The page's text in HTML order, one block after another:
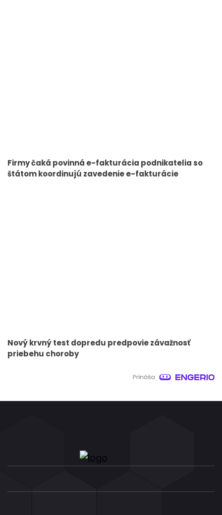
Firmy čaká povinná e-fakturácia podnikatelia so
štátom koordinujú zavedenie e-fakturácie
Nový krvný test dopredu predpovie závažnosť
priebehu choroby